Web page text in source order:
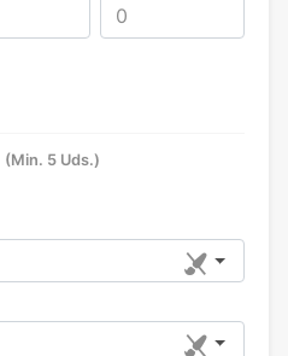
(Min. 5 Uds.)